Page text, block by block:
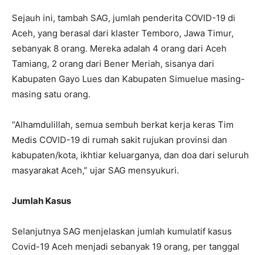
Sejauh ini, tambah SAG, jumlah penderita COVID-19 di
Aceh, yang berasal dari klaster Temboro, Jawa Timur,
sebanyak 8 orang. Mereka adalah 4 orang dari Aceh
Tamiang, 2 orang dari Bener Meriah, sisanya dari
Kabupaten Gayo Lues dan Kabupaten Simuelue masing-
masing satu orang.
“Alhamdulillah, semua sembuh berkat kerja keras Tim
Medis COVID-19 di rumah sakit rujukan provinsi dan
kabupaten/kota, ikhtiar keluarganya, dan doa dari seluruh
masyarakat Aceh,” ujar SAG mensyukuri.
Jumlah Kasus
Selanjutnya SAG menjelaskan jumlah kumulatif kasus
Covid-19 Aceh menjadi sebanyak 19 orang, per tanggal